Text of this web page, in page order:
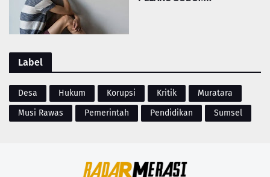
Label
Desa Hukum Korupsi Kritik
Muratara
Musi Rawas
Pemerintah Pendidikan Sumsel